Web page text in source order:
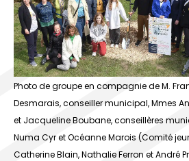
Photo de groupe en compagnie de M.
Desmarais, conseiller municipal, Mmes
et Jacqueline Boubane, conseillères
Numa Cyr et Océanne Marois (Comité
Catherine Blain, Nathalie Ferron et André